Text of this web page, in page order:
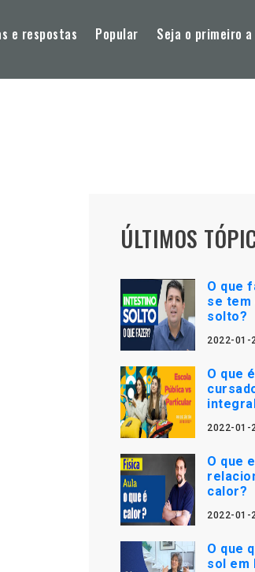
e respostas Popular Seja o primeiro
ÚLTIMOS
O que
se tem
solto?
2022-01-
O que
2022-01-
O que
calor?
2022-01-
O que
sol em